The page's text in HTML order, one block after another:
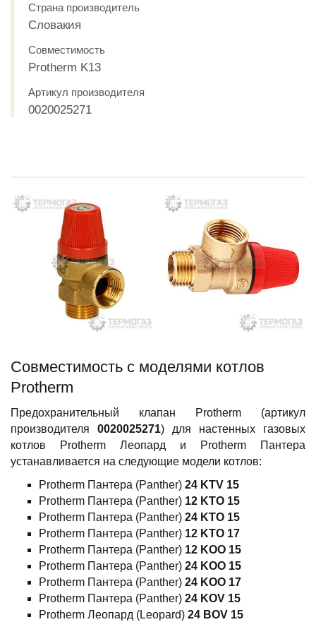
Страна производитель
Словакия
Совместимость
Protherm K13
Артикул производителя
0020025271
Совместимость c моделями котлов
Protherm
Предохранительный клапан Protherm (артикул
производителя 0020025271) для настенных газовых
котлов Protherm Леопард и Protherm Пантера
устанавливается на следующие модели котлов:
Protherm Пантера (Panther) 24 KTV 15
Protherm Пантера (Panther) 12 KTO 15
Protherm Пантера (Panther) 24 KTO 15
Protherm Пантера (Panther) 12 KTO 17
Protherm Пантера (Panther) 12 KOO 15
Protherm Пантера (Panther) 24 KOO 15
Protherm Пантера (Panther) 24 KOO 17
Protherm Пантера (Panther) 24 KOV 15
Protherm Леопард (Leopard) 24 BOV 15